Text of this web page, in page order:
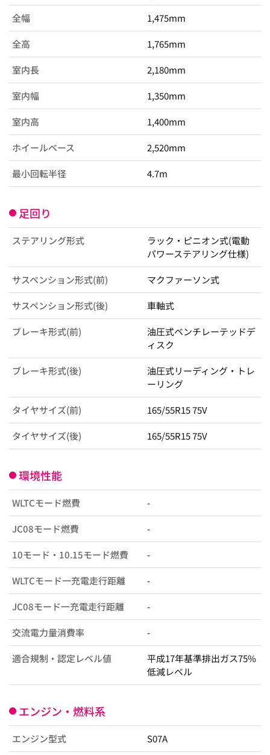
全幅 1,475mm
全高 1,765mm
室内長 2,180mm
室内幅 1,350mm
室内高 1,400mm
ホイールベース 2,520mm
最小回転半径 4.7m
足回り
ステアリング形式
ラック・ピニオン式(電動
パワーステアリング仕様)
サスペンション形式(前) マクファーソン式
サスペンション形式(後) 車軸式
ブレーキ形式(前)
油圧式ベンチレーテッドデ
ィスク
ブレーキ形式(後)
油圧式リーディング・トレ
ーリング
タイヤサイズ(前) 165/55R15 75V
タイヤサイズ(後) 165/55R15 75V
環境性能
WLTCモード燃費 -
JC08モード燃費 -
10モード・10.15モード燃費 -
WLTCモード一充電走行距離 -
JC08モード一充電走行距離 -
交流電力量消費率 -
適合規制・認定レベル値
平成17年基準排出ガス75%
低減レベル
エンジン・燃料系
エンジン型式 S07A